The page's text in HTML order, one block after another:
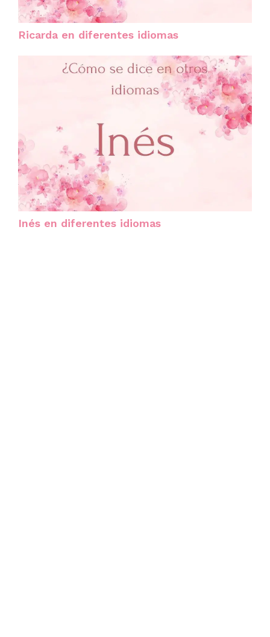
Ricarda en diferentes idiomas
Inés en diferentes idiomas